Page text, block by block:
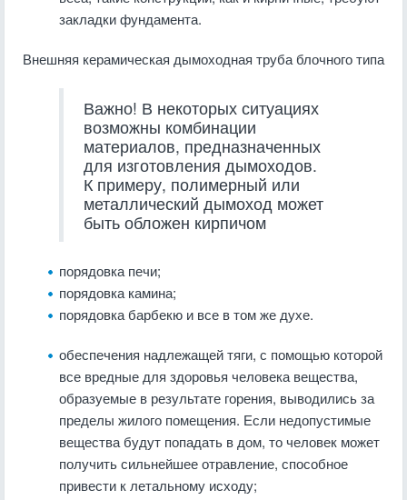
закладки фундамента.
Внешняя керамическая дымоходная труба блочного типа
Важно! В некоторых ситуациях
возможны комбинации
материалов, предназначенных
для изготовления дымоходов.
К примеру, полимерный или
металлический дымоход может
быть обложен кирпичом
порядовка печи;
порядовка камина;
порядовка барбекю и все в том же духе.
обеспечения надлежащей тяги, с помощью которой
все вредные для здоровья человека вещества,
образуемые в результате горения, выводились за
пределы жилого помещения. Если недопустимые
вещества будут попадать в дом, то человек может
получить сильнейшее отравление, способное
привести к летальному исходу;